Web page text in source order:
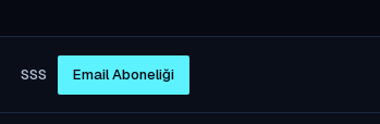
SSS Email Aboneliği